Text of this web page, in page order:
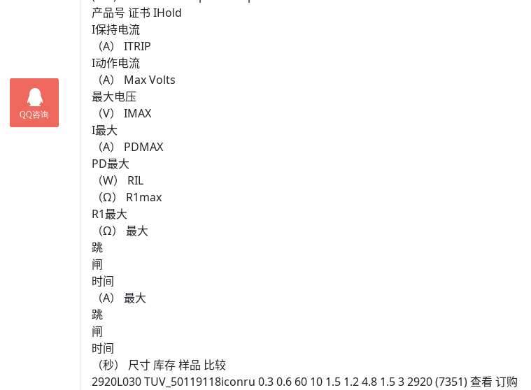
产品号 证书 IHold
I保持电流
（A） ITRIP
I动作电流
（A） Max Volts
最大电压
（V） IMAX
I最大
（A） PDMAX
PD最大
（W） RIL
（Ω） R1max
R1最大
（Ω） 最大
跳
闸
时间
（A） 最大
跳
闸
时间
（秒） 尺寸 库存 样品 比较
2920L030 TUV_50119118iconru 0.3 0.6 60 10 1.5 1.2 4.8 1.5 3 2920 (7351) 查看 订购